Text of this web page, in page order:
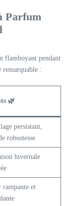
Parfum
flamboyant pendant
remarquable :
🌿
persistant,
robustesse
hivernale
rampante et